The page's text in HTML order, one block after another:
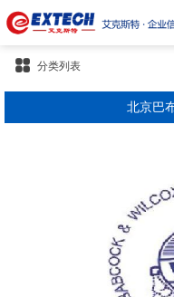
分类列表
北京巴